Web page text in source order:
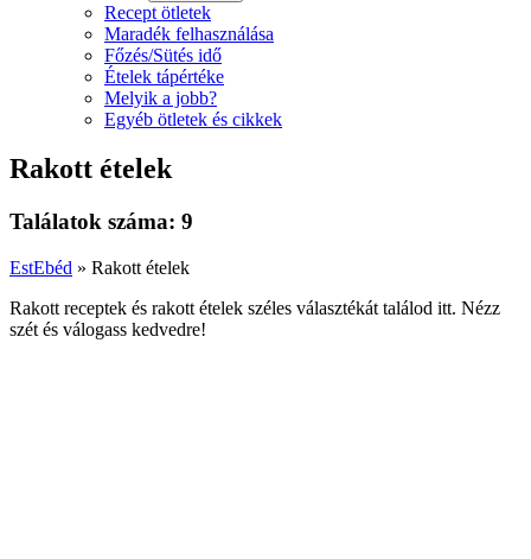
Recept ötletek
Maradék felhasználása
Főzés/Sütés idő
Ételek tápértéke
Melyik a jobb?
Egyéb ötletek és cikkek
Rakott ételek
Találatok száma: 9
EstEbéd » Rakott ételek
Rakott receptek és rakott ételek széles választékát találod itt. Nézz
szét és válogass kedvedre!